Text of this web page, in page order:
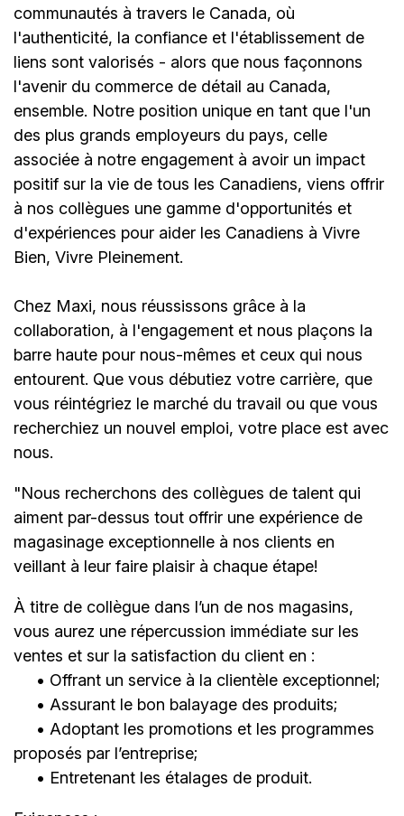
communautés à travers le Canada, où
l'authenticité, la confiance et l'établissement de
liens sont valorisés - alors que nous façonnons
l'avenir du commerce de détail au Canada,
ensemble. Notre position unique en tant que l'un
des plus grands employeurs du pays, celle
associée à notre engagement à avoir un impact
positif sur la vie de tous les Canadiens, viens offrir
à nos collègues une gamme d'opportunités et
d'expériences pour aider les Canadiens à Vivre
Bien, Vivre Pleinement.
Chez Maxi, nous réussissons grâce à la
collaboration, à l'engagement et nous plaçons la
barre haute pour nous-mêmes et ceux qui nous
entourent. Que vous débutiez votre carrière, que
vous réintégriez le marché du travail ou que vous
recherchiez un nouvel emploi, votre place est avec
nous.
"Nous recherchons des collègues de talent qui
aiment par-dessus tout offrir une expérience de
magasinage exceptionnelle à nos clients en
veillant à leur faire plaisir à chaque étape!
À titre de collègue dans l’un de nos magasins,
vous aurez une répercussion immédiate sur les
ventes et sur la satisfaction du client en :
• Offrant un service à la clientèle exceptionnel;
• Assurant le bon balayage des produits;
• Adoptant les promotions et les programmes
proposés par l’entreprise;
• Entretenant les étalages de produit.